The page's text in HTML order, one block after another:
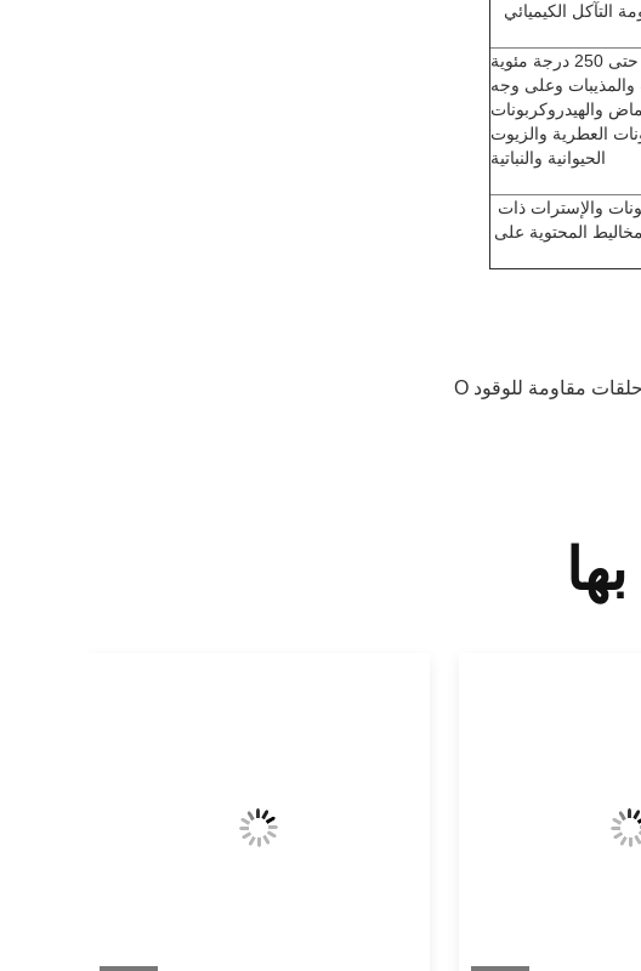
التآكل الكيميائي
مئوية
وعلى وجه
والهيدروكربونات
العطرية والزيوت
الحيوانية والنباتية
والإسترات ذات
المحتوية على
حلقات مقاومة للوقود O